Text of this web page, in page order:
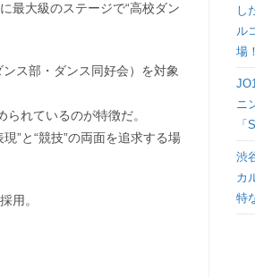
最大級のステージで“高校ダン
ス部・ダンス同好会）を対象
れているのが特徴だ。
”と“競技”の両面を追求する場
用。
し
ル
場！
ニ
渋
カ
特